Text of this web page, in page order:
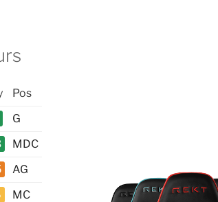
Pos
G
MDC
AG
MC